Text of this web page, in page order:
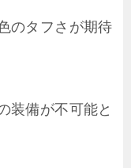
のタフさが期待
装備が不可能と